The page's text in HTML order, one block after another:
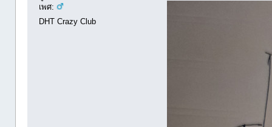
เพศ:
DHT Crazy Club